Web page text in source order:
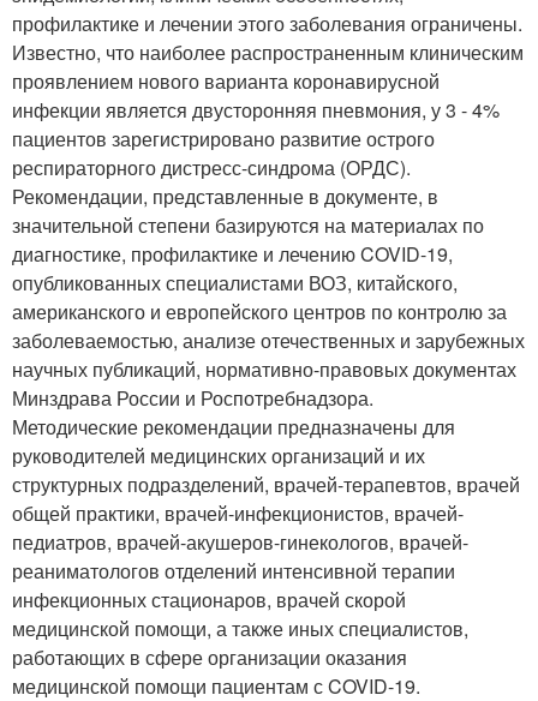
профилактике и лечении этого заболевания ограничены.
Известно, что наиболее распространенным клиническим
проявлением нового варианта коронавирусной
инфекции является двусторонняя пневмония, у 3 - 4%
пациентов зарегистрировано развитие острого
респираторного дистресс-синдрома (ОРДС).
Рекомендации, представленные в документе, в
значительной степени базируются на материалах по
диагностике, профилактике и лечению COVID-19,
опубликованных специалистами ВОЗ, китайского,
американского и европейского центров по контролю за
заболеваемостью, анализе отечественных и зарубежных
научных публикаций, нормативно-правовых документах
Минздрава России и Роспотребнадзора.
Методические рекомендации предназначены для
руководителей медицинских организаций и их
структурных подразделений, врачей-терапевтов, врачей
общей практики, врачей-инфекционистов, врачей-
педиатров, врачей-акушеров-гинекологов, врачей-
реаниматологов отделений интенсивной терапии
инфекционных стационаров, врачей скорой
медицинской помощи, а также иных специалистов,
работающих в сфере организации оказания
медицинской помощи пациентам с COVID-19.